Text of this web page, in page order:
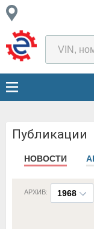
Публикации
НОВОСТИ
1968
АРХИВ: